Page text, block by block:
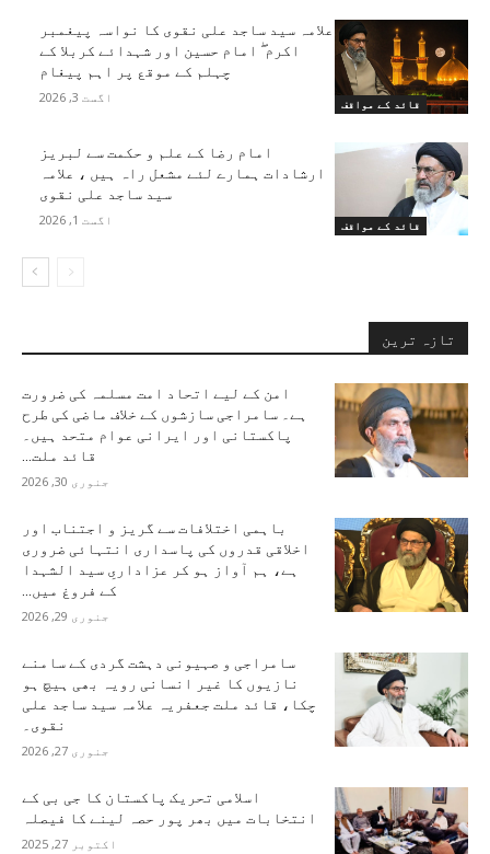
قائد کے مواقف
علامہ سید ساجد علی نقوی کا نواسہ پیغمبر
اکرم ۖ امام حسین اور شہدائے کربلا کے
چہلم کے موقع پر اہم پیغام
اگست 3, 2026
قائد کے مواقف
امام رضا کے علم و حکمت سے لبریز
ارشادات ہمارے لئے مشعل راہ ہیں ، علامہ
سید ساجد علی نقوی
اگست 1, 2026
تازہ ترین
امن کے لیے اتحاد امت مسلمہ کی ضرورت
ہے۔ سامراجی سازشوں کے خلاف ماضی کی طرح
پاکستانی اور ایرانی عوام متحد ہیں۔
قائد ملت...
جنوری 30, 2026
باہمی اختلافات سے گریز و اجتناب اور
اخلاقی قدروں کی پاسداری انتہائی ضروری
ہے، ہم آواز ہو کر عزاداریِ سید الشہدا
کے فروغ میں...
جنوری 29, 2026
سامراجی و صہیونی دہشت گردی کے سامنے
نازیوں کا غیر انسانی رویہ بھی ہیچ ہو
چکا، قائد ملت جعفریہ علامہ سید ساجد علی
نقوی۔
جنوری 27, 2026
اسلامی تحریک پاکستان کا جی بی کے
انتخابات میں بھر پور حصہ لینے کا فیصلہ
اکتوبر 27, 2025